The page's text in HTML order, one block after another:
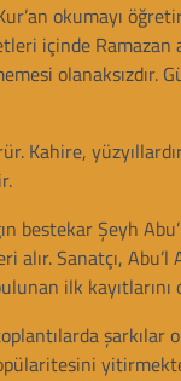
okumayı
içinde Ramazan
olanaksızdır.
Kahire,
bestekar Şeyh
alır. Sanatçı,
ilk
şarkılar